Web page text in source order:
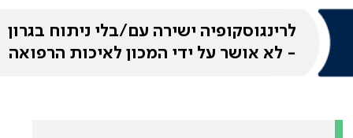
לרינגוסקופיה ישירה עם/בלי ניתוח בגרון
- לא אושר על ידי המכון לאיכות הרפואה